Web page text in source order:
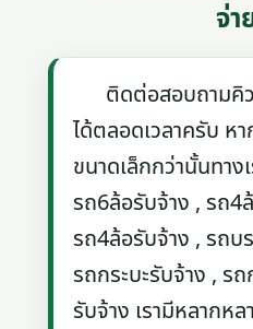
จ่า
ติดต่อสอบถามคิว
ได้ตลอดเวลาครับ ห
ขนาดเล็กกว่านั้นทาง
รถ6ล้อรับจ้าง , รถ4
รถ4ล้อรับจ้าง , รถบ
รถกระบะรับจ้าง , ร
รับจ้าง เรามีหลากห